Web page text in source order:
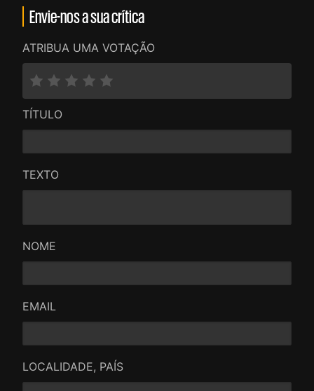
Envie-nos a sua crítica
ATRIBUA UMA VOTAÇÃO
TÍTULO
TEXTO
NOME
EMAIL
LOCALIDADE, PAÍS